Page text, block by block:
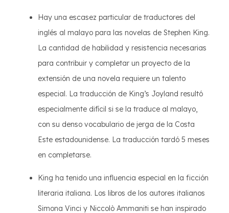
Hay una escasez particular de traductores del
inglés al malayo para las novelas de Stephen King.
La cantidad de habilidad y resistencia necesarias
para contribuir y completar un proyecto de la
extensión de una novela requiere un talento
especial. La traducción de King’s Joyland resultó
especialmente difícil si se la traduce al malayo,
con su denso vocabulario de jerga de la Costa
Este estadounidense. La traducción tardó 5 meses
en completarse.
King ha tenido una influencia especial en la ficción
literaria italiana. Los libros de los autores italianos
Simona Vinci y Niccolò Ammaniti se han inspirado